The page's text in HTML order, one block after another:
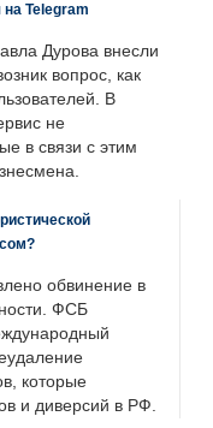
Telegram
Дурова внесли
вопрос, как
В
не
в связи с этим
обвинение в
ФСБ
которые
и диверсий в РФ.